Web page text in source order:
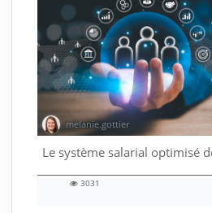
melanie.gottier
06:26 duration
3031